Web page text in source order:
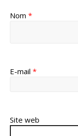
Nom *
E-mail *
Site web